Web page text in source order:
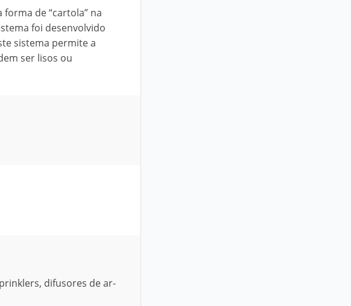
de “cartola” na
foi desenvolvido
sistema permite a
ser lisos ou
difusores de ar-